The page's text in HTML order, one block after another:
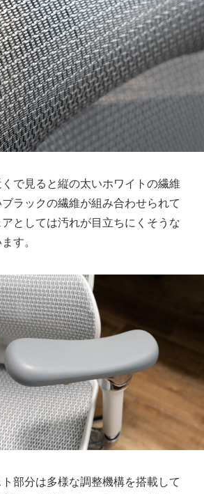
で見ると縦の太いホワイトの繊維
ラックの繊維が組み合わせられて
としては汚れが目立ちにくそうな
す。
部分は多様な調整機構を搭載して